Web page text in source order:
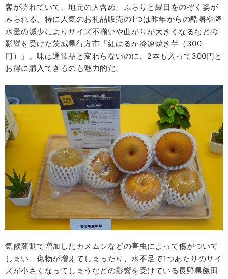
客が訪れていて、地元の人含め、ふらりと縁日をのぞく姿が
みられる。特に人気のお礼品販売の1つは昨年からの酷暑や降
水量の減少によりサイズ不揃いや曲がりが大きくなるなどの
影響を受けた茨城県行方市「紅はるか冷凍焼き芋（300
円）」。味は通常品と変わらないのに、2本も入って300円と
お得に購入できるのも魅力的だ。
気候変動で増加したカメムシなどの害虫によって傷がついて
しまい、傷物が増えてしまったり、水不足で1つあたりのサイ
ズが小さくなってしまうなどの影響を受けている長野県飯田